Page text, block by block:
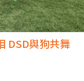
DSD與狗共舞